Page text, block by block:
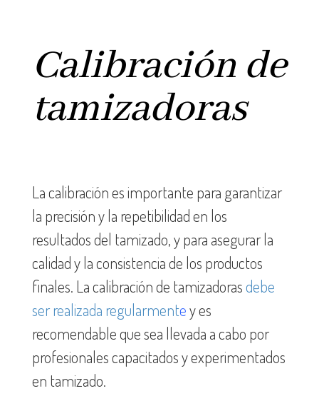
Calibración de
tamizadoras
La calibración es importante para garantizar
la precisión y la repetibilidad en los
resultados del tamizado, y para asegurar la
calidad y la consistencia de los productos
finales. La calibración de tamizadorasdebe
ser realizada regularmentey es
recomendable que sea llevada a cabo por
profesionales capacitados y experimentados
en tamizado.